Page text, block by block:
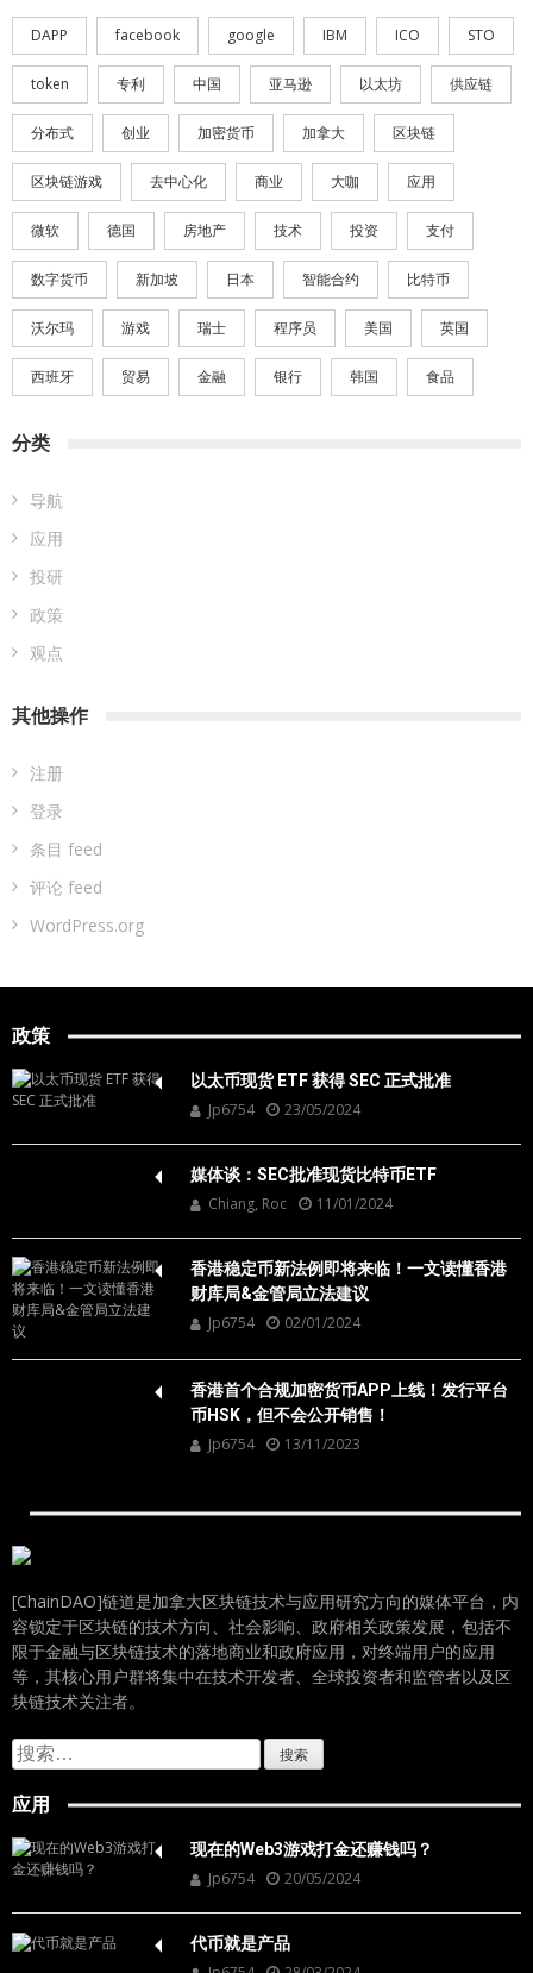
DAPP facebook google IBM ICO STO
token 专利 中国 亚马逊 以太坊 供应链
分布式 创业 加密货币 加拿大 区块链
区块链游戏 去中心化 商业 大咖 应用
微软 德国 房地产 技术 投资 支付
数字货币 新加坡 日本 智能合约 比特币
沃尔玛 游戏 瑞士 程序员 美国 英国
西班牙 贸易 金融 银行 韩国 食品
分类
导航
应用
投研
政策
观点
其他操作
注册
登录
条目 feed
评论 feed
WordPress.org
政策
以太币现货 ETF 获得 SEC 正式批准
Jp6754 23/05/2024
媒体谈：SEC批准现货比特币ETF
Chiang, Roc 11/01/2024
香港稳定币新法例即将来临！一文读懂香港
财库局&金管局立法建议
Jp6754 02/01/2024
香港首个合规加密货币APP上线！发行平台
币HSK，但不会公开销售！
Jp6754 13/11/2023
[ChainDAO]链道是加拿大区块链技术与应用研究方向的媒体平台，内
容锁定于区块链的技术方向、社会影响、政府相关政策发展，包括不
限于金融与区块链技术的落地商业和政府应用，对终端用户的应用
等，其核心用户群将集中在技术开发者、全球投资者和监管者以及区
块链技术关注者。
搜
索：
应用
现在的Web3游戏打金还赚钱吗？
Jp6754 20/05/2024
代币就是产品